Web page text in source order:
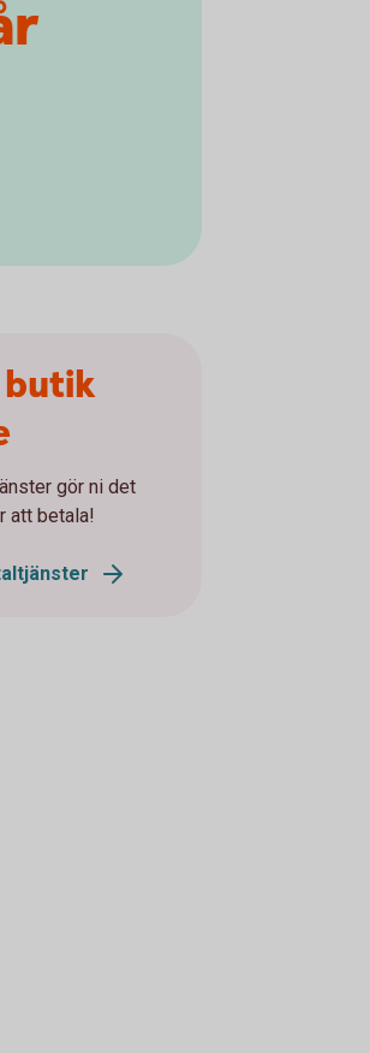
butik
gör ni det
att betala!